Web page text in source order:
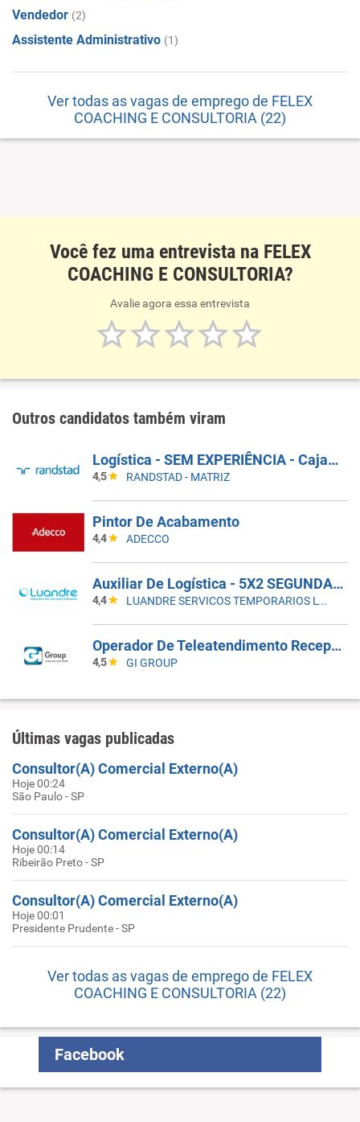
Vendedor (2)
Assistente Administrativo (1)
Ver todas as vagas de emprego de FELEX
COACHING E CONSULTORIA (22)
Você fez uma entrevista na FELEX
COACHING E CONSULTORIA?
Avalie agora essa entrevista
Outros candidatos também viram
Logística - SEM EXPERIÊNCIA - Cajamar
4,5 RANDSTAD - MATRIZ
Pintor De Acabamento
4,4 ADECCO
Auxiliar De Logística - 5X2 SEGUNDA A SEXTA
4,4 LUANDRE SERVICOS TEMPORARIOS LTDA. (C-I)
Operador De Teleatendimento Receptivo
4,5 GI GROUP
Últimas vagas publicadas
Consultor(A) Comercial Externo(A)
Hoje 00:24
São Paulo - SP
Consultor(A) Comercial Externo(A)
Hoje 00:14
Ribeirão Preto - SP
Consultor(A) Comercial Externo(A)
Hoje 00:01
Presidente Prudente - SP
Ver todas as vagas de emprego de FELEX
COACHING E CONSULTORIA (22)
Facebook